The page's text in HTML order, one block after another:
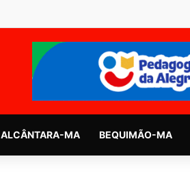
ALCÂNTARA-MA BEQUIMÃO-MA